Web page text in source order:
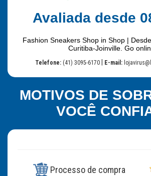
Avaliada desde
Fashion Sneakers Shop in Shop |
Curitiba-Joinville. Go
Telefone: (41) 3095-6170 E-mail:
MOTIVOS DE
VOCÊ
Processo de compra